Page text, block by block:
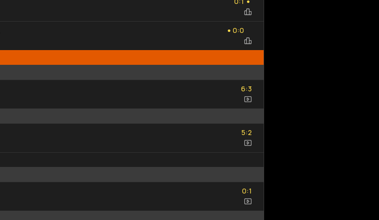
● 0:0
6
6:
3
3
5
5:
2
2
0
0:
1
1